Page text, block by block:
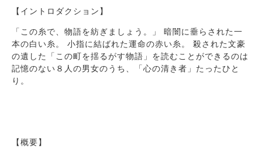
【イントロダクション】
「この糸で、物語を紡ぎましょう。」 暗闇に垂らされた一
本の白い糸。 小指に結ばれた運命の赤い糸。 殺された文豪
の遺した「この町を揺るがす物語」を読むことができるのは
記憶のない８人の男女のうち、「心の清き者」たったひと
り。
【概要】